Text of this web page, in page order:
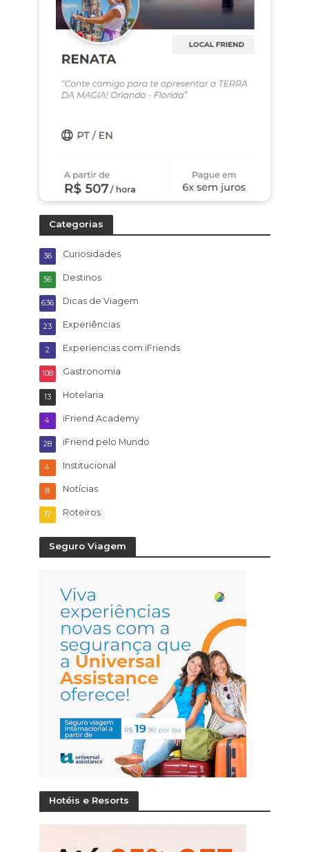
Categorias
Curiosidades
36
Destinos
56
Dicas de Viagem
636
Experiências
23
Experiencias com iFriends
2
Gastronomia
108
Hotelaria
13
iFriend Academy
4
iFriend pelo Mundo
28
Institucional
4
Notícias
8
Roteiros
17
Seguro Viagem
Hotéis e Resorts